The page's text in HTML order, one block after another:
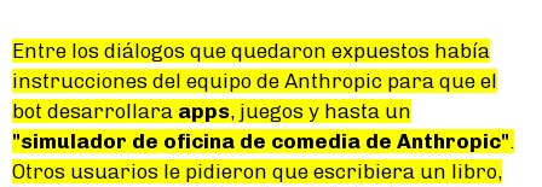
Entre los diálogos que quedaron expuestos había
instrucciones del equipo de Anthropic para que el
bot desarrollara apps, juegos y hasta un
"simulador de oficina de comedia de Anthropic"
Otros usuarios le pidieron que escribiera un libro,